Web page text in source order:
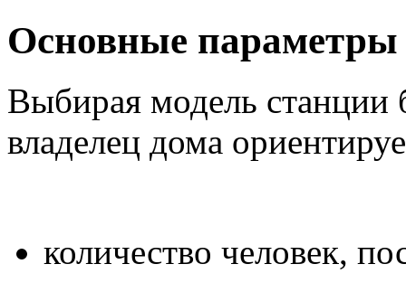
Основные параметры
Выбирая модель станции
владелец дома
количество человек,